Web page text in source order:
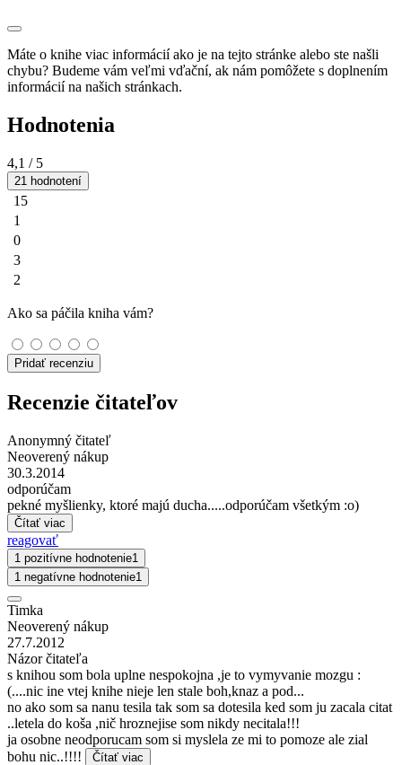
Máte o knihe viac informácií ako je na tejto stránke alebo ste našli
chybu? Budeme vám veľmi vďační, ak nám pomôžete s doplnením
informácií na našich stránkach.
Hodnotenia
4,1 / 5
21 hodnotení
15
1
0
3
2
Ako sa páčila kniha vám?
Pridať recenziu
Recenzie čitateľov
Anonymný čitateľ
Neoverený nákup
30.3.2014
odporúčam
pekné myšlienky, ktoré majú ducha.....odporúčam všetkým :o)
Čítať viac
reagovať
1 pozitívne hodnotenie1
1 negatívne hodnotenie1
Timka
Neoverený nákup
27.7.2012
Názor čitateľa
s knihou som bola uplne nespokojna ,je to vymyvanie mozgu :
(....nic ine vtej knihe nieje len stale boh,knaz a pod...
no ako som sa nanu tesila tak som sa dotesila ked som ju zacala citat
..letela do koša ,nič hroznejise som nikdy necitala!!!
ja osobne neodporucam som si myslela ze mi to pomoze ale zial
bohu nic..!!!!
Čítať viac